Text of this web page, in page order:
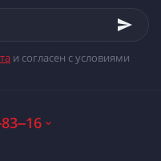
и согласен с условиями